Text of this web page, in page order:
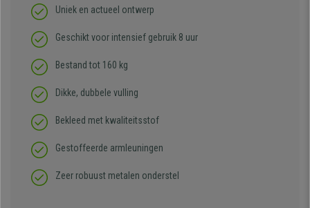
Uniek en actueel ontwerp
Geschikt voor intensief gebruik 8 uur
Bestand tot 160 kg
Dikke, dubbele vulling
Bekleed met kwaliteitsstof
Gestoffeerde armleuningen
Zeer robuust metalen onderstel